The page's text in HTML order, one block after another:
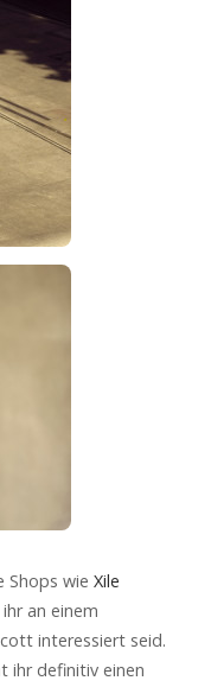
Shops wie Xile
an einem
interessiert seid.
ihr definitiv einen